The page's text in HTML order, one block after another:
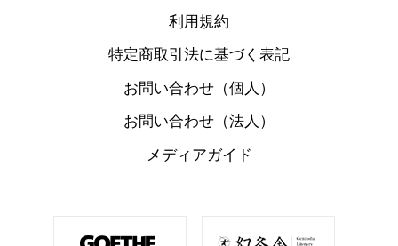
利用規約
特定商取引法に基づく表記
お問い合わせ（個人）
お問い合わせ（法人）
メディアガイド